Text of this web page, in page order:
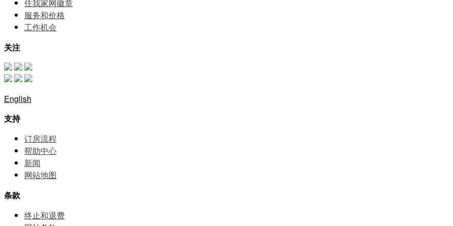
住我家网徽章
服务和价格
⼯作机会
关注
English
支持
订房流程
帮助中⼼
新闻
网站地图
条款
终止和退费